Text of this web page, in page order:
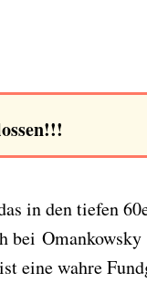
in den tiefen
bei
eine wahre